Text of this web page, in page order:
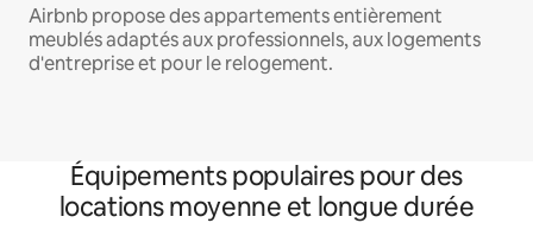
Airbnb propose des appartements entièrement
meublés adaptés aux professionnels, aux logements
d'entreprise et pour le relogement.
Équipements populaires pour des
locations moyenne et longue durée